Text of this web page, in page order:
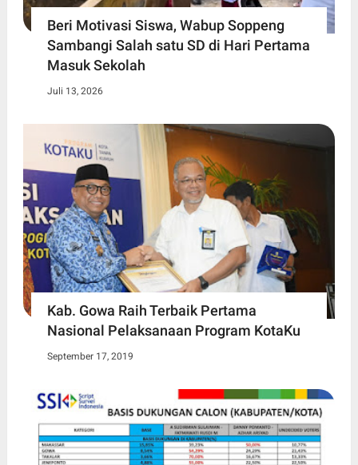
Beri Motivasi Siswa, Wabup Soppeng
Sambangi Salah satu SD di Hari Pertama
Masuk Sekolah
Juli 13, 2026
Kab. Gowa Raih Terbaik Pertama
Nasional Pelaksanaan Program KotaKu
September 17, 2019